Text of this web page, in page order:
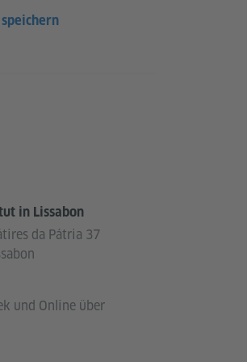
in Lissabon
da Pátria 37
und Online über